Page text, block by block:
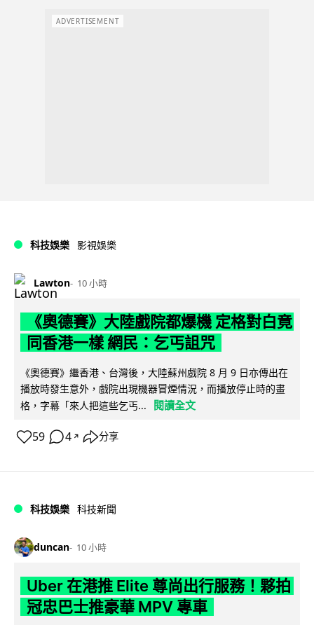
ADVERTISEMENT
科技娛樂 影視娛樂
Lawton 10 小時
《奧德賽》大陸戲院都爆機 定格對白竟
同香港一樣 網民：乞丐詛咒
《奧德賽》繼香港、台灣後，大陸蘇州戲院 8 月 9 日亦傳出在
播放時發生意外，戲院出現機器冒煙情況，而播放停止時的畫
格，字幕「來人把這些乞丐...
閱讀全文
59 4 ↗ 分享
科技娛樂 科技新聞
duncan 10 小時
Uber 在港推 Elite 尊尚出行服務！夥拍
冠忠巴士推豪華 MPV 專車